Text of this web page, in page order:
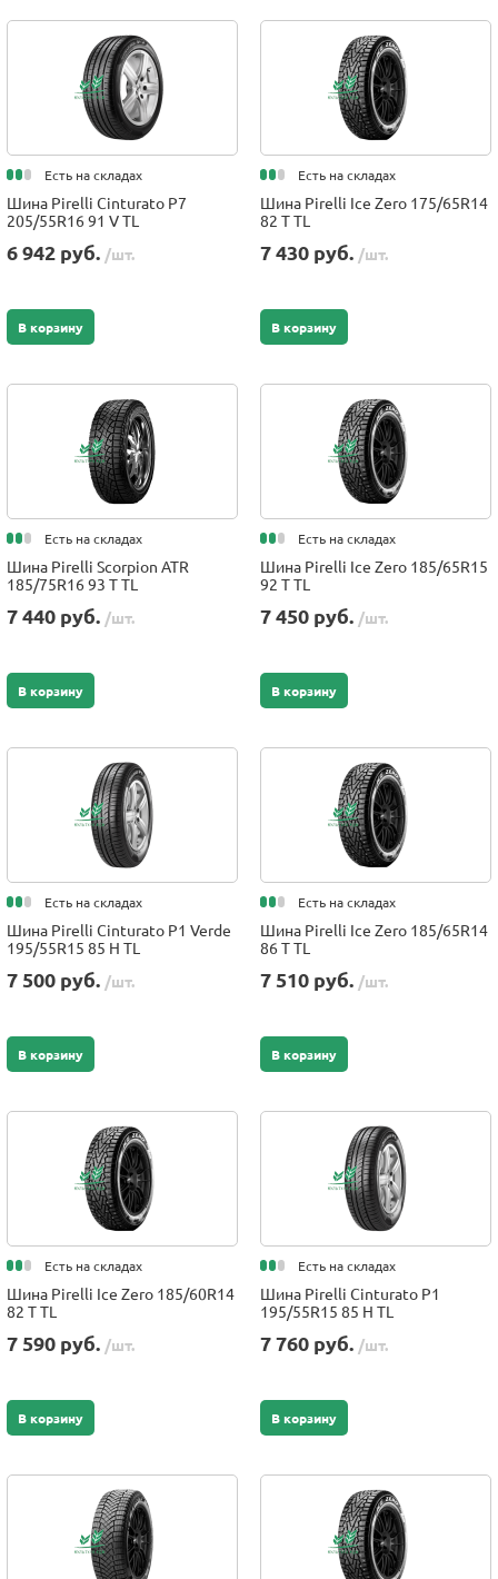
Есть на складах
Шина Pirelli Cinturato P7
205/55R16 91 V TL
6 942 руб. /шт.
В корзину
Есть на складах
Шина Pirelli Ice Zero 175/65R14
82 T TL
7 430 руб. /шт.
В корзину
Есть на складах
Шина Pirelli Scorpion ATR
185/75R16 93 T TL
7 440 руб. /шт.
В корзину
Есть на складах
Шина Pirelli Ice Zero 185/65R15
92 T TL
7 450 руб. /шт.
В корзину
Есть на складах
Шина Pirelli Cinturato P1 Verde
195/55R15 85 H TL
7 500 руб. /шт.
В корзину
Есть на складах
Шина Pirelli Ice Zero 185/65R14
86 T TL
7 510 руб. /шт.
В корзину
Есть на складах
Шина Pirelli Ice Zero 185/60R14
82 T TL
7 590 руб. /шт.
В корзину
Есть на складах
Шина Pirelli Cinturato P1
195/55R15 85 H TL
7 760 руб. /шт.
В корзину